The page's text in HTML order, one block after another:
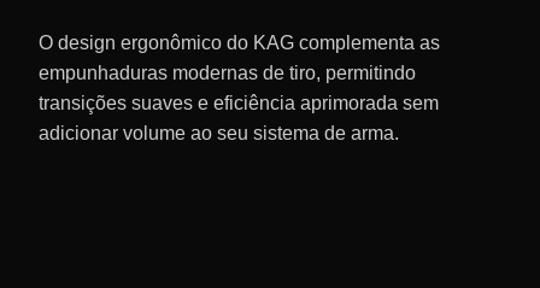
O design ergonômico do KAG complementa as
empunhaduras modernas de tiro, permitindo
transições suaves e eficiência aprimorada sem
adicionar volume ao seu sistema de arma.